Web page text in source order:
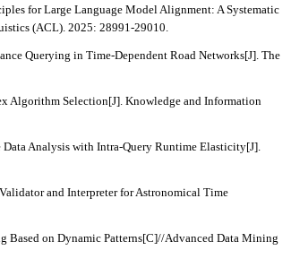
for Large Language Model Alignment: A Systematic
(ACL). 2025: 28991-29010.
Querying in Time-Dependent Road Networks[J]. The
Algorithm Selection[J]. Knowledge and Information
Analysis with Intra-Query Runtime Elasticity[J].
and Interpreter for Astronomical Time
on Dynamic Patterns[C]//Advanced Data Mining